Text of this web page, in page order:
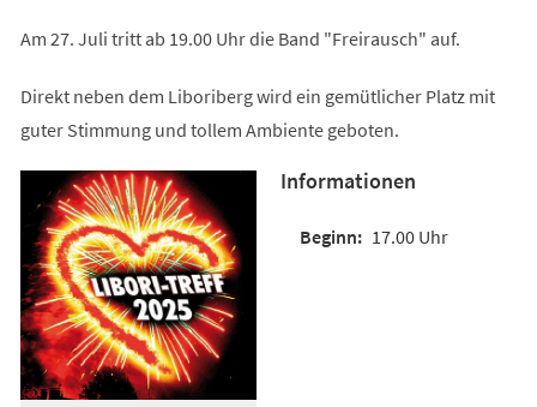
Am 27. Juli tritt ab 19.00 Uhr die Band "Freirausch" auf.
Direkt neben dem Liboriberg wird ein gemütlicher Platz mit
guter Stimmung und tollem Ambiente geboten.
Informationen
17.00 Uhr